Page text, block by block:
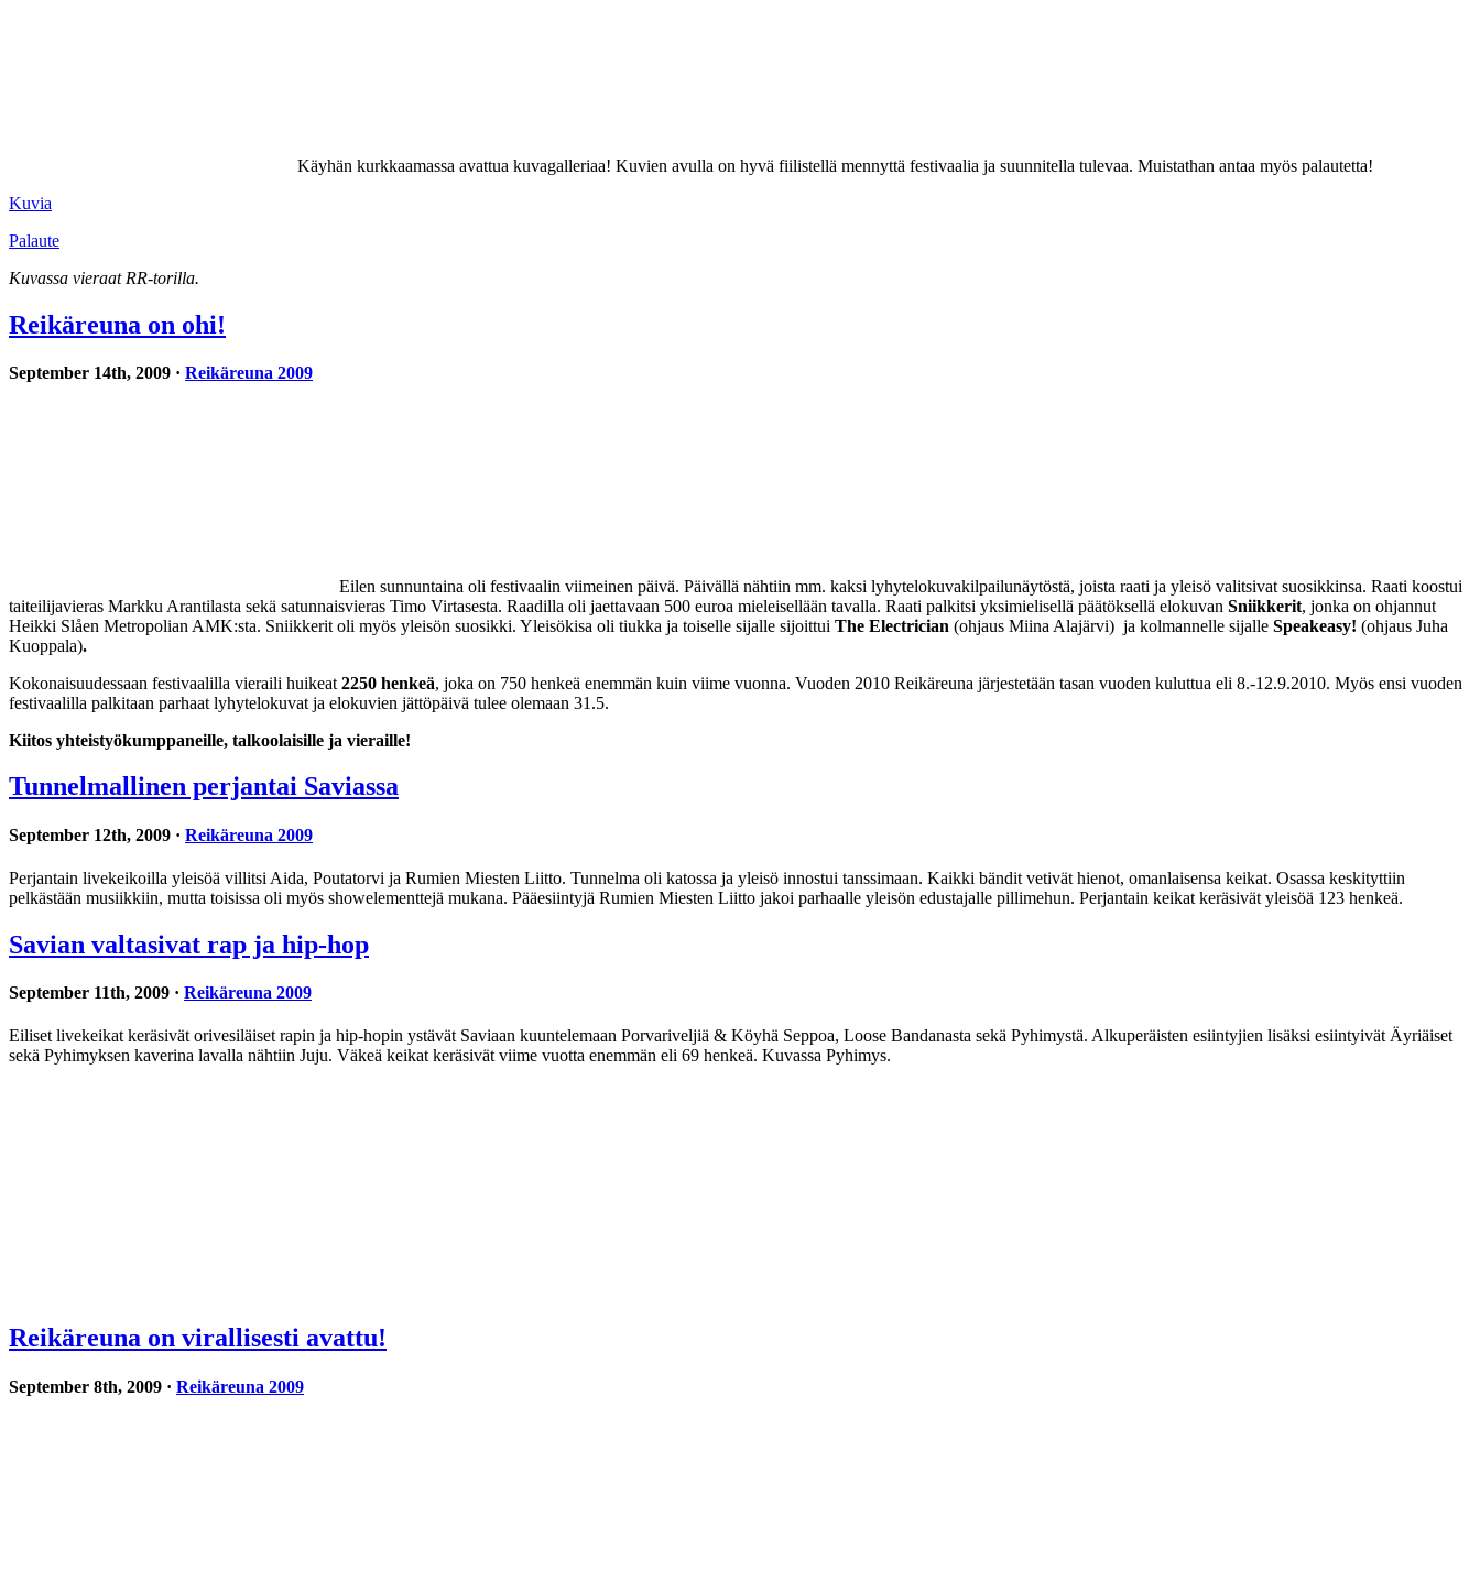
Käyhän kurkkaamassa avattua kuvagalleriaa! Kuvien avulla on hyvä fiilistellä mennyttä festivaalia ja suunnitella tulevaa. Muistathan antaa myös palautetta!
Kuvia
Palaute
Kuvassa vieraat RR-torilla.
Reikäreuna on ohi!
September 14th, 2009 · Reikäreuna 2009
Eilen sunnuntaina oli festivaalin viimeinen päivä. Päivällä nähtiin mm. kaksi lyhytelokuvakilpailunäytöstä, joista raati ja yleisö valitsivat suosikkinsa. Raati koostui
taiteilijavieras Markku Arantilasta sekä satunnaisvieras Timo Virtasesta. Raadilla oli jaettavaan 500 euroa mieleisellään tavalla. Raati palkitsi yksimielisellä päätöksellä elokuvan Sniikkerit, jonka on ohjannut
Heikki Slåen Metropolian AMK:sta. Sniikkerit oli myös yleisön suosikki. Yleisökisa oli tiukka ja toiselle sijalle sijoittui The Electrician (ohjaus Miina Alajärvi) ja kolmannelle sijalle Speakeasy! (ohjaus Juha
Kuoppala).
Kokonaisuudessaan festivaalilla vieraili huikeat 2250 henkeä, joka on 750 henkeä enemmän kuin viime vuonna. Vuoden 2010 Reikäreuna järjestetään tasan vuoden kuluttua eli 8.-12.9.2010. Myös ensi vuoden
festivaalilla palkitaan parhaat lyhytelokuvat ja elokuvien jättöpäivä tulee olemaan 31.5.
Kiitos yhteistyökumppaneille, talkoolaisille ja vieraille!
Tunnelmallinen perjantai Saviassa
September 12th, 2009 · Reikäreuna 2009
Perjantain livekeikoilla yleisöä villitsi Aida, Poutatorvi ja Rumien Miesten Liitto. Tunnelma oli katossa ja yleisö innostui tanssimaan. Kaikki bändit vetivät hienot, omanlaisensa keikat. Osassa keskityttiin
pelkästään musiikkiin, mutta toisissa oli myös showelementtejä mukana. Pääesiintyjä Rumien Miesten Liitto jakoi parhaalle yleisön edustajalle pillimehun. Perjantain keikat keräsivät yleisöä 123 henkeä.
Savian valtasivat rap ja hip-hop
September 11th, 2009 · Reikäreuna 2009
Eiliset livekeikat keräsivät orivesiläiset rapin ja hip-hopin ystävät Saviaan kuuntelemaan Porvariveljiä & Köyhä Seppoa, Loose Bandanasta sekä Pyhimystä. Alkuperäisten esiintyjien lisäksi esiintyivät Äyriäiset
sekä Pyhimyksen kaverina lavalla nähtiin Juju. Väkeä keikat keräsivät viime vuotta enemmän eli 69 henkeä. Kuvassa Pyhimys.
Reikäreuna on virallisesti avattu!
September 8th, 2009 · Reikäreuna 2009